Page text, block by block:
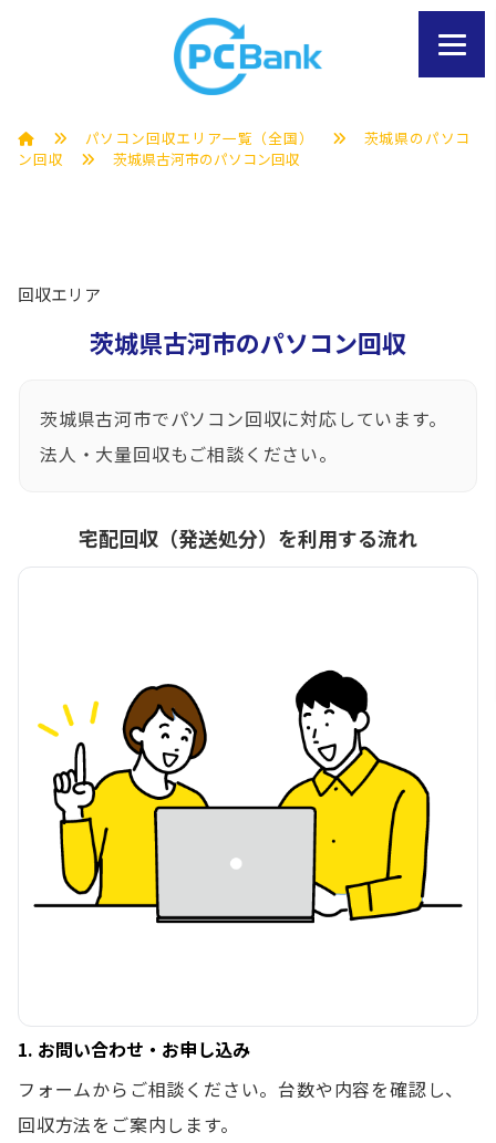
パソコン回収エリア一覧（全国）
茨城県のパソコ
ン回収
茨城県古河市のパソコン回収
回収エリア
茨城県古河市のパソコン回収
茨城県古河市でパソコン回収に対応しています。
法人・大量回収もご相談ください。
宅配回収（発送処分）を利用する流れ
1. お問い合わせ・お申し込み
フォームからご相談ください。台数や内容を確認し、
回収方法をご案内します。